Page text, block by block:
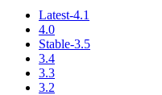
Latest-4.1
4.0
Stable-3.5
3.4
3.3
3.2